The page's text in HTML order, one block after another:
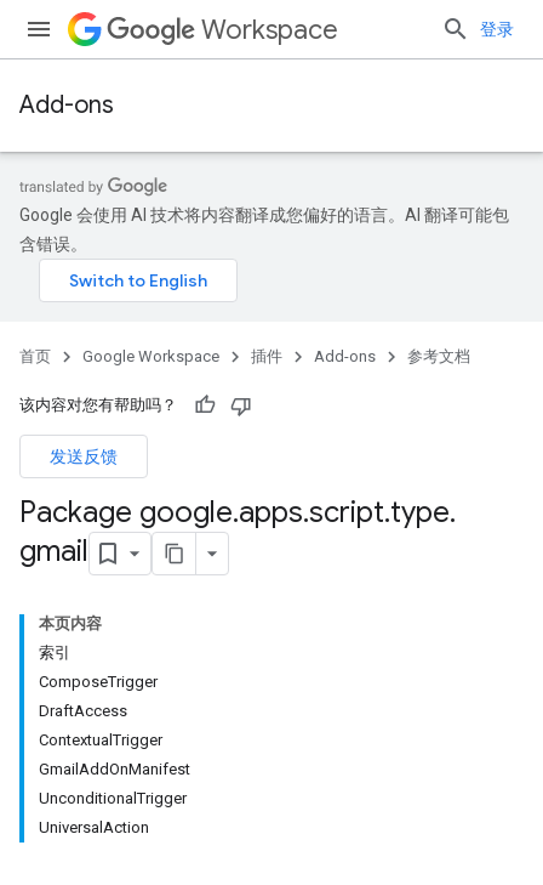
Workspace 登录
Add-ons
Google 会使用 AI 技术将内容翻译成您偏好的语言。AI 翻译可能包
含错误。
首页 Google Workspace 插件 Add-ons 参考文档
该内容对您有帮助吗？
发送反馈
Package google.apps.script.type.
gmail
本页内容
索引
ComposeTrigger
DraftAccess
ContextualTrigger
GmailAddOnManifest
UnconditionalTrigger
UniversalAction